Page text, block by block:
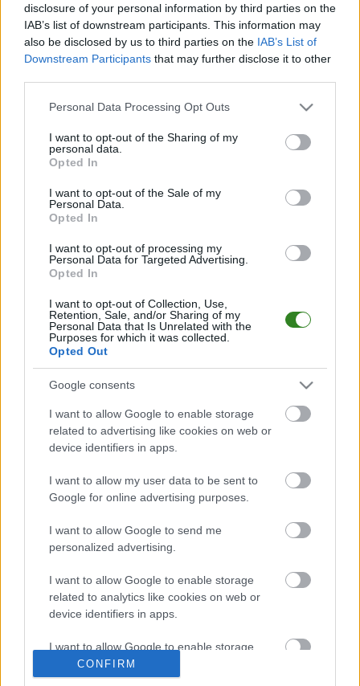
disclosure of your personal information by third parties on the
IAB’s list of downstream participants. This information may
also be disclosed by us to third parties on the IAB’s List of
Downstream Participants that may further disclose it to other
Please note that this website/app uses one or more Google
not limited to your visit or usage behaviour. You may click to
grant or deny consent to Google and its third-party tags to
use your data for below specified purposes in below Google
consent section.
Personal Data Processing Opt Outs
I want to opt-out of the Sharing of my
personal data.
Opted In
I want to opt-out of the Sale of my
Personal Data.
Opted In
I want to opt-out of processing my
Personal Data for Targeted Advertising.
Opted In
I want to opt-out of Collection, Use,
Retention, Sale, and/or Sharing of my
Personal Data that Is Unrelated with the
Purposes for which it was collected.
Opted Out
Google consents
I want to allow Google to enable storage
related to advertising like cookies on web or
device identifiers in apps.
I want to allow my user data to be sent to
Google for online advertising purposes.
I want to allow Google to send me
personalized advertising.
I want to allow Google to enable storage
related to analytics like cookies on web or
device identifiers in apps.
I want to allow Google to enable storage
related to functionality of the website or app.
CONFIRM
2022/2023
Rzeszów > Klasa B, gr. I
11.
2021/2022
Rzeszów > Klasa B, gr. I 8.
ZOBACZ WIĘCEJ (12)
Tabela: Rzeszów > Klasa B, gr. I (sezon 2026/2027)
mecze,Pktpunkty ·
DRUŻYNA
Rudzik Rudna Mała - mecze rozegrane na wyjeździe
DRUŻYNA
mecze,Pktpunkty · zwycięstwo
Rudzik Rudna Mała - strzelcy bramek
PIŁKARZ
Brak statystyk
Asseco Resovia Developres Rzeszów
Stal Mielec
Motor Lublin Stal Rzeszów Stal Stalowa Wola Wisła Kraków
Resovia Wieczysta Kraków Sandecja Nowy Sącz
Wisłoka Dębica
JKS Jarosław Karpaty Krosno
Mecze dziś Wyniki LIVE Transmisje